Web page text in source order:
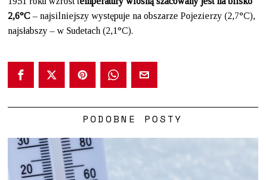
2,6°C – najsilniejszy występuje na obszarze Pojezierzy (2,7°C),
najsłabszy – w Sudetach (2,1°C).
PODOBNE POSTY